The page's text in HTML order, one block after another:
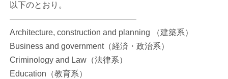
以下のとおり。
———————————————–
Architecture, construction and planning （建築系）
Business and government（経済・政治系）
Criminology and Law（法律系）
Education（教育系）